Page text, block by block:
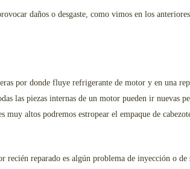
daños o desgaste, como vimos en los
por donde fluye refrigerante de motor y en una
las piezas internas de un motor pueden ir nuevas
muy altos podremos estropear el empaque de
reparado es algún problema de inyección o